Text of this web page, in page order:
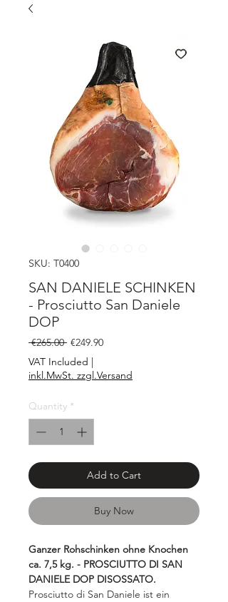
SKU: T0400
SAN DANIELE SCHINKEN
- Prosciutto San Daniele
DOP
€265.00 Regular
Price
€249.90Sale
VAT Included |
inkl.MwSt. zzgl.Versand
Quantity *
Add to Cart
Buy Now
Ganzer Rohschinken ohne Knochen
ca. 7,5 kg. - PROSCIUTTO DI SAN
DANIELE DOP DISOSSATO.
Prosciutto di San Daniele ist ein